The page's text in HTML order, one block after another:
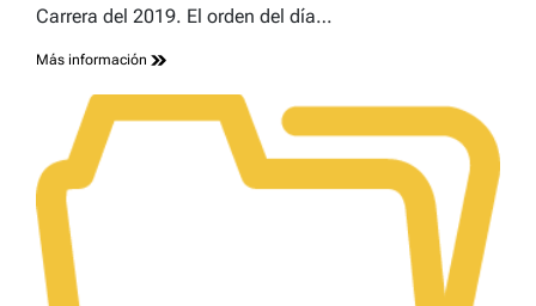
Carrera del 2019. El orden del día…
Más información